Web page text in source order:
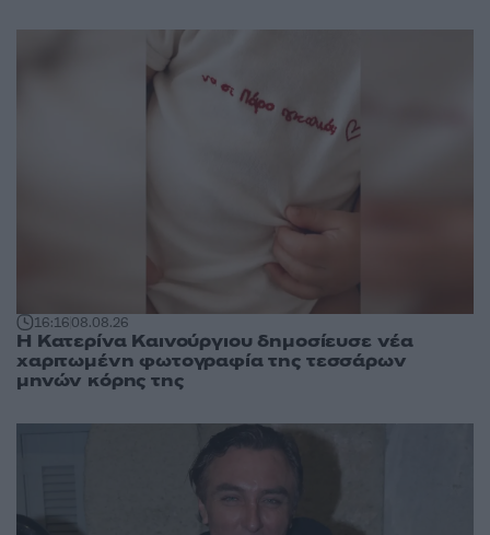
16:1608.08.26
Η Κατερίνα Καινούργιου δημοσίευσε νέα
χαριτωμένη φωτογραφία της τεσσάρων
μηνών κόρης της